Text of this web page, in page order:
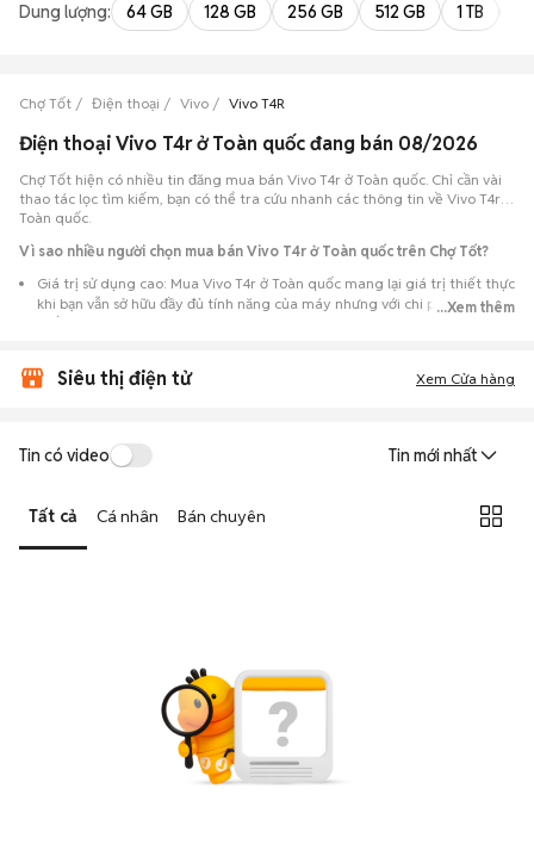
Dung lượng: 64 GB 128 GB 256 GB 512 GB 1 TB
Chợ Tốt Điện thoại Vivo Vivo T4R
Điện thoại Vivo T4r ở Toàn quốc đang bán 08/2026
Chợ Tốt hiện có nhiều tin đăng mua bán Vivo T4r ở Toàn quốc. Chỉ cần vài
thao tác lọc tìm kiếm, bạn có thể tra cứu nhanh các thông tin về Vivo T4r ở
Toàn quốc.
Vì sao nhiều người chọn mua bán Vivo T4r ở Toàn quốc trên Chợ Tốt?
Giá trị sử dụng cao: Mua Vivo T4r ở Toàn quốc mang lại giá trị thiết thực
khi bạn vẫn sở hữu đầy đủ tính năng của máy nhưng với chi phí đầu tư
thấp hơn máy đập hộp.
Toàn quốc, đáp ứng từ nhu cầu cần máy đẹp keng đến máy chỉ cần hoạt
động ổn định.
thận, test loa, camera, wifi... để đảm bảo máy không có lỗi phát sinh.
hai bên trao đổi giá cả linh hoạt và có thể chốt giao dịch ngay trong
ngày.
...Xem thêm
Siêu thị điện tử Xem Cửa hàng
Tin có video Tin mới nhất
Tất cả Cá nhân Bán chuyên